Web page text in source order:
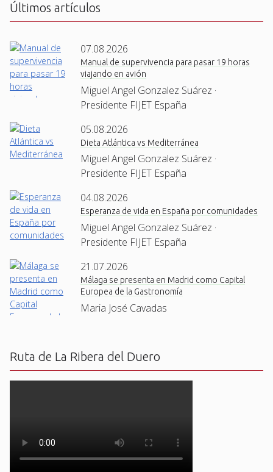
Últimos artículos
07.08.2026
Manual de supervivencia para pasar 19 horas
viajando en avión
Miguel Angel Gonzalez Suárez ·
Presidente FIJET España
05.08.2026
Dieta Atlántica vs Mediterránea
Miguel Angel Gonzalez Suárez ·
Presidente FIJET España
04.08.2026
Esperanza de vida en España por comunidades
Miguel Angel Gonzalez Suárez ·
Presidente FIJET España
21.07.2026
Málaga se presenta en Madrid como Capital
Europea de la Gastronomía
Maria José Cavadas
Ruta de La Ribera del Duero